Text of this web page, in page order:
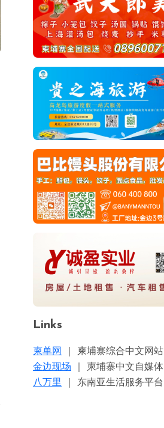
Links
柬单网
｜ 柬埔寨综合中文网站
金边现场 ｜ 柬埔寨中文自媒体
八万里
｜ 东南亚生活服务平台